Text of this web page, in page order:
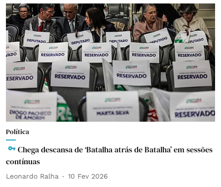
Política
Chega descansa de ‘Batalha atrás de Batalha’ em sessões
contínuas
Leonardo Ralha 10 Fev 2026